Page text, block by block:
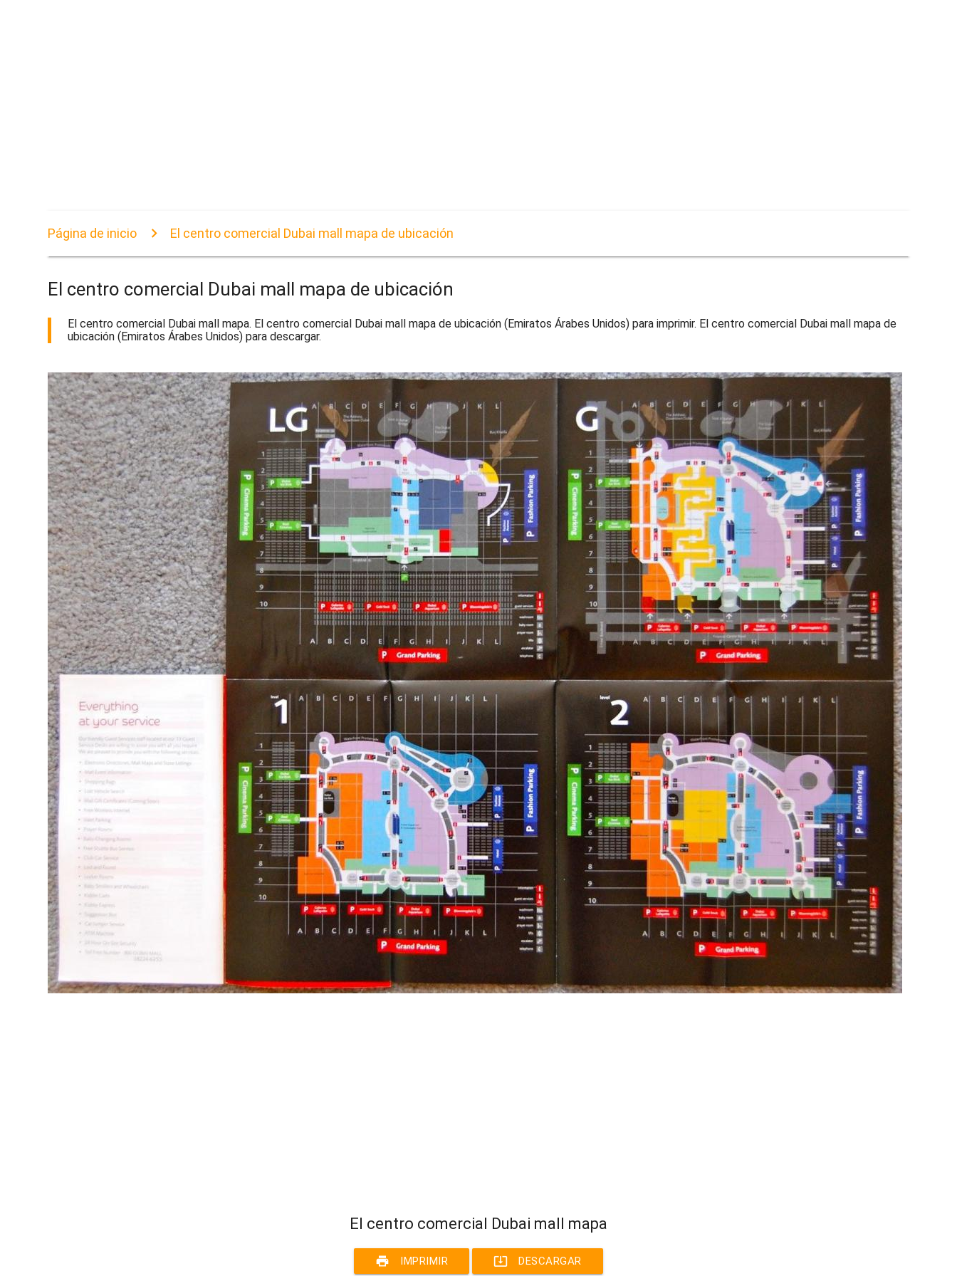
Página de inicio El centro comercial Dubai mall mapa de ubicación
El centro comercial Dubai mall mapa de ubicación
El centro comercial Dubai mall mapa. El centro comercial Dubai mall mapa de ubicación (Emiratos Árabes Unidos) para imprimir. El centro comercial Dubai mall mapa de
ubicación (Emiratos Árabes Unidos) para descargar.
El centro comercial Dubai mall mapa
print IMPRIMIR system_update_alt DESCARGAR